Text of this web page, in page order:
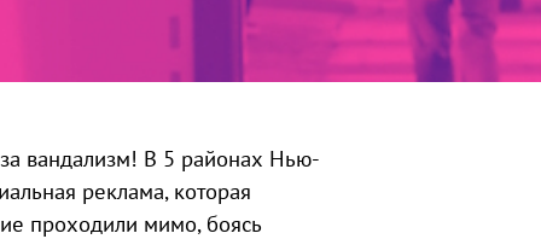
вандализм! В 5 районах Нью-
реклама, которая
проходили мимо, боясь